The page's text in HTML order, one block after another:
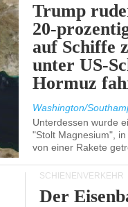
Trump
20-
auf Schiffe
unter US-
Hormuz
Washington/
Unterdessen wurde
"Stolt Magnesium",
von einer Rakete
SCHIENENVERKEHR
Der